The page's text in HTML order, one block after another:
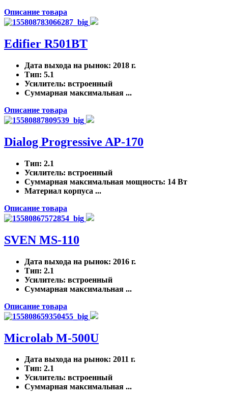
Описание товара
Edifier R501BT
Дата выхода на рынок: 2018 г.
Тип: 5.1
Усилитель: встроенный
Суммарная максимальная ...
Описание товара
Dialog Progressive AP-170
Тип: 2.1
Усилитель: встроенный
Суммарная максимальная мощность: 14 Вт
Материал корпуса ...
Описание товара
SVEN MS-110
Дата выхода на рынок: 2016 г.
Тип: 2.1
Усилитель: встроенный
Суммарная максимальная ...
Описание товара
Microlab M-500U
Дата выхода на рынок: 2011 г.
Тип: 2.1
Усилитель: встроенный
Суммарная максимальная ...